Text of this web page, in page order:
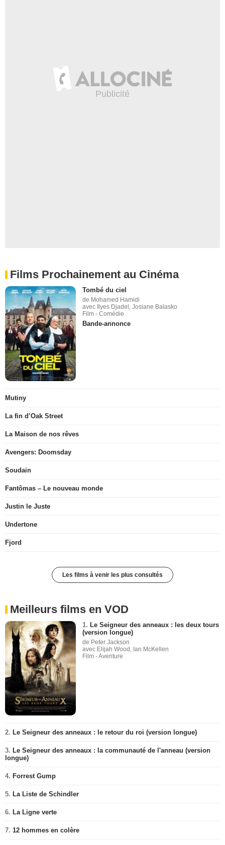
Films Prochainement au Cinéma
Tombé du ciel
de Mohamed Hamidi
avec Ilyes Djadel, Josiane Balasko
Film - Comédie
Bande-annonce
Mutiny
La fin d’Oak Street
La Maison de nos rêves
Avengers: Doomsday
Soudain
Fantômas – Le nouveau monde
Justin le Juste
Undertone
Fjord
Les films à venir les plus consultés
Meilleurs films en VOD
1. Le Seigneur des anneaux : les deux tours
(version longue)
de Peter Jackson
avec Elijah Wood, Ian McKellen
Film - Aventure
2. Le Seigneur des anneaux : le retour du roi (version longue)
3. Le Seigneur des anneaux : la communauté de l'anneau (version
longue)
4. Forrest Gump
5. La Liste de Schindler
6. La Ligne verte
7. 12 hommes en colère